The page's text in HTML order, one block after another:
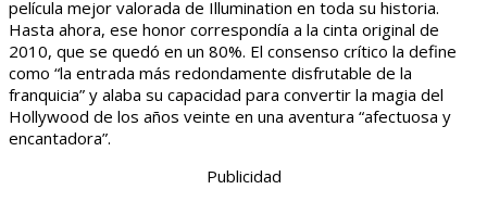
película mejor valorada de Illumination en toda su historia.
Hasta ahora, ese honor correspondía a la cinta original de
2010, que se quedó en un 80%. El consenso crítico la define
como “la entrada más redondamente disfrutable de la
franquicia” y alaba su capacidad para convertir la magia del
Hollywood de los años veinte en una aventura “afectuosa y
encantadora”.
Publicidad